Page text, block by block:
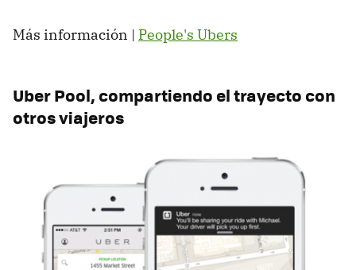
Más información | People's Ubers
Uber Pool, compartiendo el trayecto con
otros viajeros